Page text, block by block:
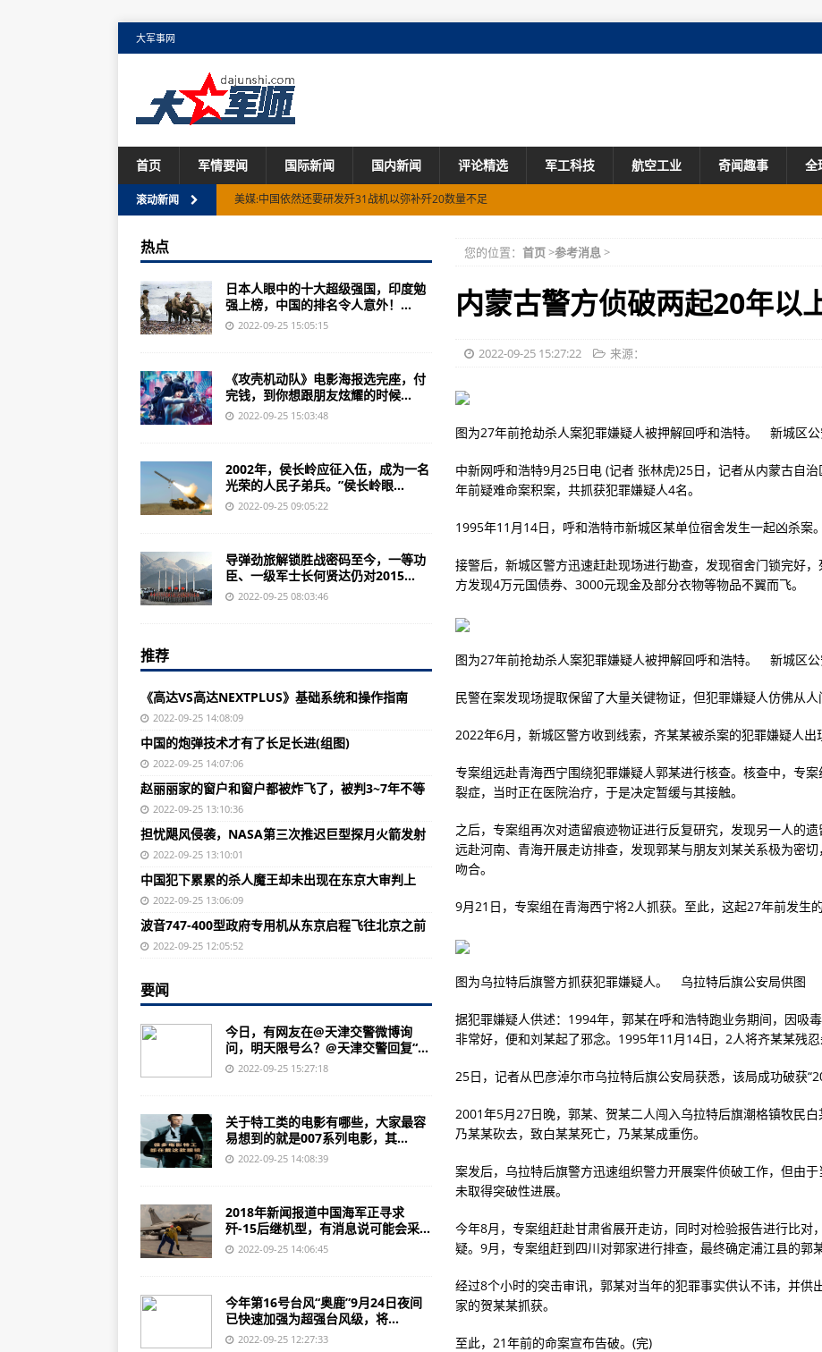
大军事网
首页 军情要闻 国际新闻 国内新闻 评论精选 军工科技 航空工业 奇闻趣事 全
滚动新闻
美媒:中国依然还要研发歼31战机以弥补歼20数量不足
第六届中国摩托艇联赛（沧浪海旅游杯）丹江口站大赛暨国际水上摩托邀请赛圆满落幕
大兴识才爱才敬才用才之风——国防科技战线领导者关心关爱科技人才的故事
经济上美国强于苏联、军事上苏联比美国较强关于两个超级大国的实力对比
美军战斗力编制体制模块化改革和优化概况支援旅
2022年3月2.雷达币关网了，重新开网希望不大
关于特工类的电影有哪些精彩的就是007系列电影
《攻壳机动队》：美女手撕坦克大战奸商珍惜流量的小伙伴
《高达VS高达NEXTPLUS》基础系统和操作指南
俄罗斯将使用核武器保卫其本土，美国此举是针对谁？
世界宣明会叙利亚回应小组负责人马克-安德烈·亨塞尔
中国的炮弹技术才有了长足长进(组图)
歼-15T换装加固起落架和国产发动机的舰载战斗机
Activision与InfinityWard公布《使命召唤4》高清重制版
图为各国军队都爱的56式步枪：子弹存量则更是
赵丽丽家的窗户和窗户都被炸飞了，被判3~7年不等
坦克和步兵战车的常态化混合编制体制调整与实践
台风“塔拉斯”已致日本2人死亡 3人受伤
担忧飓风侵袭，NASA第三次推迟巨型探月火箭发射
1980年9月一个扳手将一颗900万吨的核弹头从洲际导弹上炸飞出去
美国参加第一次世界大战的根本原因：1.集团争夺世界资源支配权的争霸战争
《使命召唤4》评测：战场定在冲突不断的中东地区
揭秘新中国有史以来：敌人非但不投降反而胆敢向我军进攻
中国犯下累累的杀人魔王却未出现在东京大审判上
最后高考连重点线都没到，你得是有多废材啊！
部分游客开车碾压鄱阳湖湿地，江西生态环境厅组成联合调查组
“探索二号”返航！完成深海地质原位观测及国产化装备海试任务
赠台大熊猫“团团”为何患“癫痫”？能治愈吗？专家释疑→
辽宁舰十周岁了，我们一起看看它的成长足迹！
天津河西区调降部分风险区风险等级
国家卫健委：为0至6岁儿童提供孤独症筛查干预服务
您的位置： 首页>参考消息>
内蒙古警方侦破两起20年以
2022-09-25 15:27:22 来源：
图为27年前抢劫杀人案犯罪嫌疑人被押解回呼和浩特。 新城区
中新网呼和浩特9月25日电 (记者 张林虎)25日，记者从内蒙古自
年前疑难命案积案，共抓获犯罪嫌疑人4名。
1995年11月14日，呼和浩特市新城区某单位宿舍发生一起凶杀案。
接警后，新城区警方迅速赶赴现场进行勘查，发现宿舍门锁完好
方发现4万元国债券、3000元现金及部分衣物等物品不翼而飞。
图为27年前抢劫杀人案犯罪嫌疑人被押解回呼和浩特。 新城区
民警在案发现场提取保留了大量关键物证，但犯罪嫌疑人仿佛从人
2022年6月，新城区警方收到线索，齐某某被杀案的犯罪嫌疑人出
专案组远赴青海西宁围绕犯罪嫌疑人郭某进行核查。核查中，专
裂症，当时正在医院治疗，于是决定暂缓与其接触。
之后，专案组再次对遗留痕迹物证进行反复研究，发现另一人的
远赴河南、青海开展走访排查，发现郭某与朋友刘某关系极为密
吻合。
9月21日，专案组在青海西宁将2人抓获。至此，这起27年前发生的
图为乌拉特后旗警方抓获犯罪嫌疑人。 乌拉特后旗公安局供图
据犯罪嫌疑人供述：1994年，郭某在呼和浩特跑业务期间，因吸
非常好，便和刘某起了邪念。1995年11月14日，2人将齐某某残忍
25日，记者从巴彦淖尔市乌拉特后旗公安局获悉，该局成功破获
2001年5月27日晚，郭某、贺某二人闯入乌拉特后旗潮格镇牧民
乃某某砍去，致白某某死亡，乃某某成重伤。
案发后，乌拉特后旗警方迅速组织警力开展案件侦破工作，但由
未取得突破性进展。
今年8月，专案组赶赴甘肃省展开走访，同时对检验报告进行比对
疑。9月，专案组赶到四川对郭家进行排查，最终确定浦江县的郭
经过8个小时的突击审讯，郭某对当年的犯罪事实供认不讳，并供
家的贺某某抓获。
至此，21年前的命案宣布告破。(完)
热点
日本人眼中的十大超级强国，印度勉
强上榜，中国的排名令人意外！...
2022-09-25 15:05:15
《攻壳机动队》电影海报选完座，付
完钱，到你想跟朋友炫耀的时候...
2022-09-25 15:03:48
2002年，侯长岭应征入伍，成为一名
光荣的人民子弟兵。”侯长岭眼...
2022-09-25 09:05:22
导弹劲旅解锁胜战密码至今，一等功
臣、一级军士长何贤达仍对2015...
2022-09-25 08:03:46
推荐
《高达VS高达NEXTPLUS》基础系统和操作指南
2022-09-25 14:08:09
中国的炮弹技术才有了长足长进(组图)
2022-09-25 14:07:06
赵丽丽家的窗户和窗户都被炸飞了，被判3~7年不等
2022-09-25 13:10:36
担忧飓风侵袭，NASA第三次推迟巨型探月火箭发射
2022-09-25 13:10:01
中国犯下累累的杀人魔王却未出现在东京大审判上
2022-09-25 13:06:09
波音747-400型政府专用机从东京启程飞往北京之前
2022-09-25 12:05:52
要闻
今日，有网友在@天津交警微博询
问，明天限号么？@天津交警回复“...
2022-09-25 15:27:18
关于特工类的电影有哪些，大家最容
易想到的就是007系列电影，其...
2022-09-25 14:08:39
2018年新闻报道中国海军正寻求
歼-15后继机型，有消息说可能会采...
2022-09-25 14:06:45
今年第16号台风“奥鹿”9月24日夜间
已快速加强为超强台风级，将...
2022-09-25 12:27:33